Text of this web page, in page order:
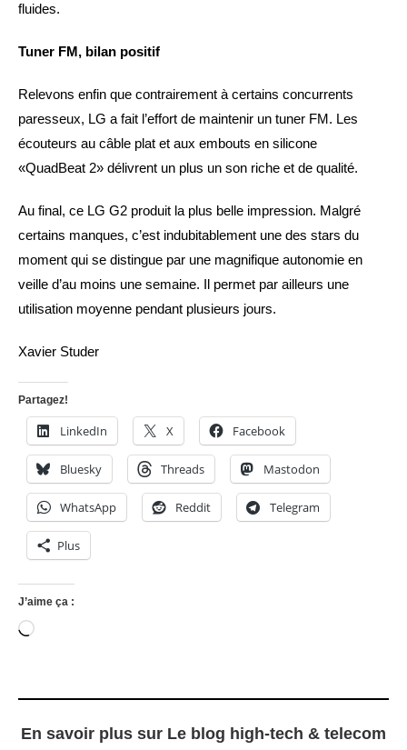
fluides.
Tuner FM, bilan positif
Relevons enfin que contrairement à certains concurrents
paresseux, LG a fait l’effort de maintenir un tuner FM. Les
écouteurs au câble plat et aux embouts en silicone
«QuadBeat 2» délivrent un plus un son riche et de qualité.
Au final, ce LG G2 produit la plus belle impression. Malgré
certains manques, c’est indubitablement une des stars du
moment qui se distingue par une magnifique autonomie en
veille d’au moins une semaine. Il permet par ailleurs une
utilisation moyenne pendant plusieurs jours.
Xavier Studer
Partagez!
LinkedIn X Facebook
Bluesky Threads Mastodon
WhatsApp Reddit Telegram
Plus
J’aime ça :
Chargement…
En savoir plus sur Le blog high-tech & telecom